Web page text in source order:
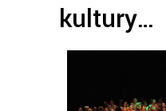
kultury…